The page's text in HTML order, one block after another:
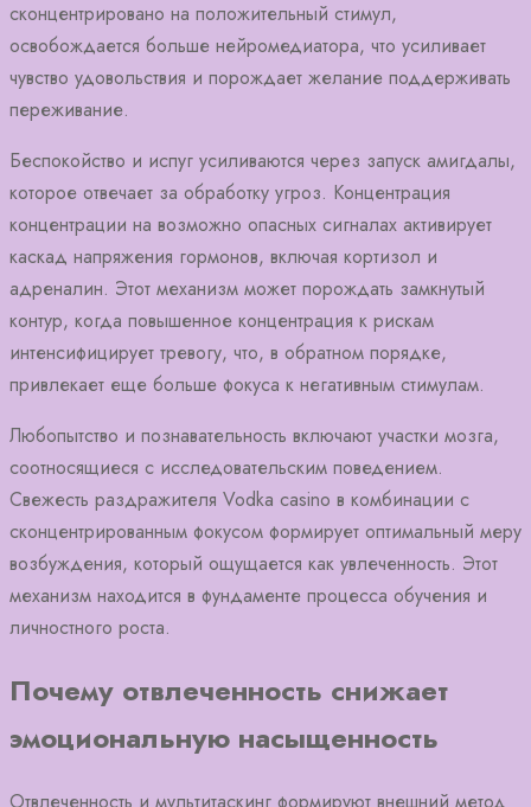
сконцентрировано на положительный стимул,
освобождается больше нейромедиатора, что усиливает
чувство удовольствия и порождает желание поддерживать
переживание.
Беспокойство и испуг усиливаются через запуск амигдалы,
которое отвечает за обработку угроз. Концентрация
концентрации на возможно опасных сигналах активирует
каскад напряжения гормонов, включая кортизол и
адреналин. Этот механизм может порождать замкнутый
контур, когда повышенное концентрация к рискам
интенсифицирует тревогу, что, в обратном порядке,
привлекает еще больше фокуса к негативным стимулам.
Любопытство и познавательность включают участки мозга,
соотносящиеся с исследовательским поведением.
Свежесть раздражителя Vodka casino в комбинации с
сконцентрированным фокусом формирует оптимальный меру
возбуждения, который ощущается как увлеченность. Этот
механизм находится в фундаменте процесса обучения и
личностного роста.
Почему отвлеченность снижает
эмоциональную насыщенность
Отвлеченность и мультитаскинг формируют внешний метод